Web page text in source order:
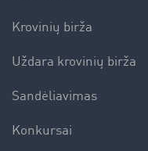
Krovinių birža
Uždara krovinių birža
Sandėliavimas
Konkursai